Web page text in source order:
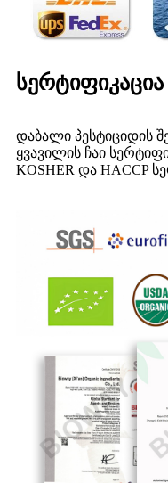
სერტიფიკაცია
დაბალი პესტიციდის
ყვავილის ჩაი
KOSHER და HACCP